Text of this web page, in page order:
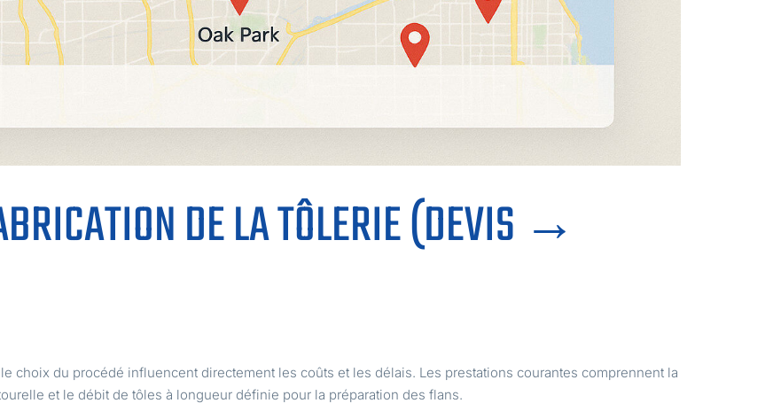
DE LA TÔLERIE (DEVIS →
choix du procédé influencent directement les coûts et les délais. Les prestations courantes comprennent la
et le débit de tôles à longueur définie pour la préparation des flans.